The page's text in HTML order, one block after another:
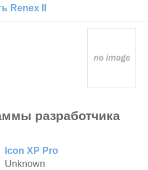
Renex II
разработчика
Icon XP Pro
Unknown